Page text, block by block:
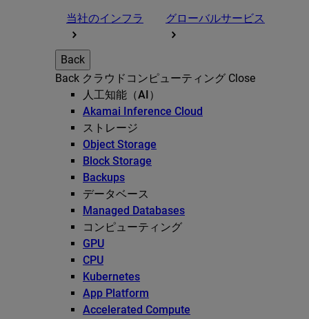
当社のインフラ グローバルサービス
Back
Back クラウドコンピューティング Close
人工知能（AI）
Akamai Inference Cloud
ストレージ
Object Storage
Block Storage
Backups
データベース
Managed Databases
コンピューティング
GPU
CPU
Kubernetes
App Platform
Accelerated Compute